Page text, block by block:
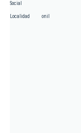
Social
Localidad onil